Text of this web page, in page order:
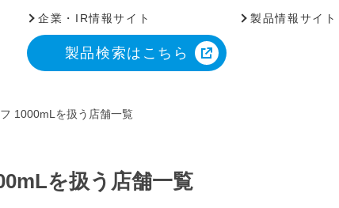
企業・IR情報サイト 製品情報サイト
製品検索はこちら
1000mLを扱う店舗一覧
を扱う店舗一覧